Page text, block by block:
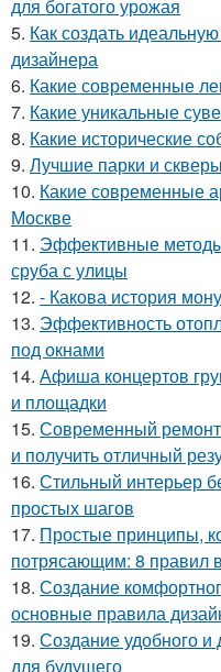
для богатого урожая
5. Как создать
дизайнера
6. Какие современные
7. Какие уникальные
8. Какие исторические
9. Лучшие парки и
10. Какие современные
Москве
11. Эффективные
сруба с улицы
12. - Какова история
13. Эффективность
под окнами
14. Афиша концертов
и площадки
15. Современный ремонт
и получить отличный
16. Стильный интерьер
простых шагов
17. Простые принципы,
потрясающим: 8 правил
18. Создание
основные правила
19. Создание удобного и
для будущего